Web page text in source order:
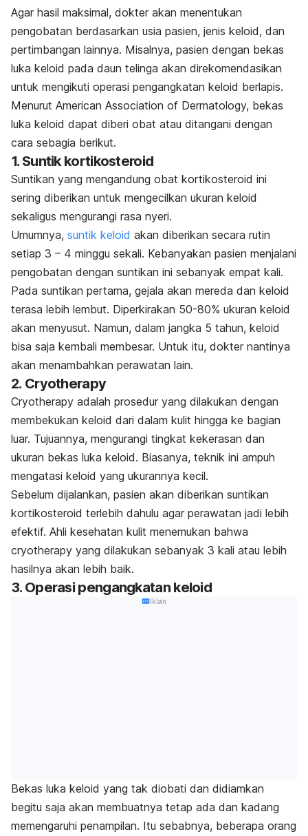
Agar hasil maksimal, dokter akan menentukan
pengobatan berdasarkan usia pasien, jenis keloid, dan
pertimbangan lainnya. Misalnya, pasien dengan bekas
luka keloid pada daun telinga akan direkomendasikan
untuk mengikuti operasi pengangkatan keloid berlapis.
Menurut American Association of Dermatology, bekas
luka keloid dapat diberi obat atau ditangani dengan
cara sebagia berikut.
1. Suntik kortikosteroid
Suntikan yang mengandung obat kortikosteroid ini
sering diberikan untuk mengecilkan ukuran keloid
sekaligus mengurangi rasa nyeri.
Umumnya, suntik keloid akan diberikan secara rutin
setiap 3 – 4 minggu sekali. Kebanyakan pasien menjalani
pengobatan dengan suntikan ini sebanyak empat kali.
Pada suntikan pertama, gejala akan mereda dan keloid
terasa lebih lembut. Diperkirakan 50-80% ukuran keloid
akan menyusut. Namun, dalam jangka 5 tahun, keloid
bisa saja kembali membesar. Untuk itu, dokter nantinya
akan menambahkan perawatan lain.
2. Cryotherapy
Cryotherapy adalah prosedur yang dilakukan dengan
membekukan keloid dari dalam kulit hingga ke bagian
luar. Tujuannya, mengurangi tingkat kekerasan dan
ukuran bekas luka keloid. Biasanya, teknik ini ampuh
mengatasi keloid yang ukurannya kecil.
Sebelum dijalankan, pasien akan diberikan suntikan
kortikosteroid terlebih dahulu agar perawatan jadi lebih
efektif. Ahli kesehatan kulit menemukan bahwa
cryotherapy yang dilakukan sebanyak 3 kali atau lebih
hasilnya akan lebih baik.
3. Operasi pengangkatan keloid
Iklan
Bekas luka keloid yang tak diobati dan didiamkan
begitu saja akan membuatnya tetap ada dan kadang
memengaruhi penampilan. Itu sebabnya, beberapa orang